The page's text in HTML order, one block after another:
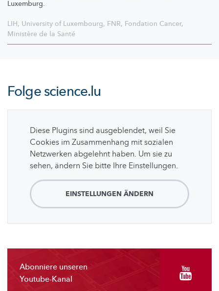
Luxemburg.
LIH, University of Luxembourg, FNR, Fondation Cancer,
Ministère de la Santé
Folgescience.lu
Diese Plugins sind ausgeblendet, weil Sie
Cookies im Zusammenhang mit sozialen
Netzwerken abgelehnt haben. Um sie zu
sehen, ändern Sie bitte Ihre Einstellungen.
EINSTELLUNGEN ÄNDERN
Abonniere unseren
Youtube-Kanal